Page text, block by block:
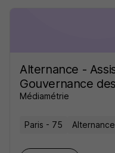
Alternance -
Gouvernance
Médiamétrie
Paris - 75 Alternance